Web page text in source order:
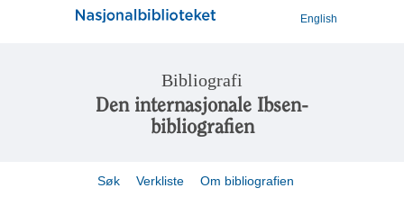
English
Bibliografi
Den internasjonale Ibsen-
bibliografien
Søk Verkliste Om bibliografien